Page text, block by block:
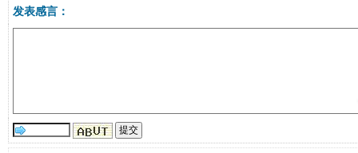
发表感言：